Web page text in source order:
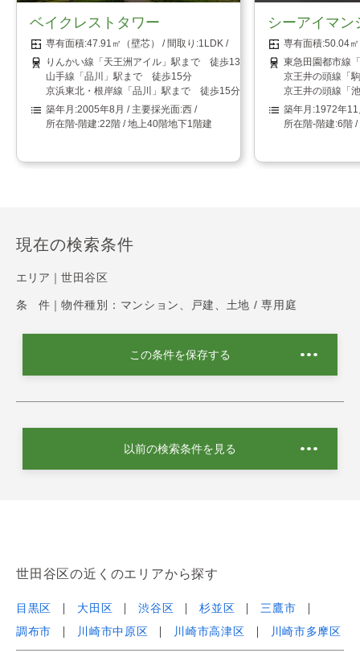
ベイクレストタワー
47.91㎡（壁芯）
1LDK
りんかい線「天王洲アイル」駅まで 徒歩13分
山手線「品川」駅まで 徒歩15分
京浜東北・根岸線「品川」駅まで 徒歩15分
2005年8月
西
22階 / 地上40階地下1階建
シーアイマン
50.04
東急田園都市線
京王井の頭線「
京王井の頭線「
1972年11
6階 /
現在の検索条件
エリア｜ 世田谷区
条 件｜ 物件種別：マンション、戸建、土地 / 専用庭
この条件を保存する
以前の検索条件を見る
世田谷区の近くのエリアから探す
目黒区 大田区 渋谷区 杉並区
三鷹市
調布市
川崎市中原区 川崎市高津区 川崎市多摩区